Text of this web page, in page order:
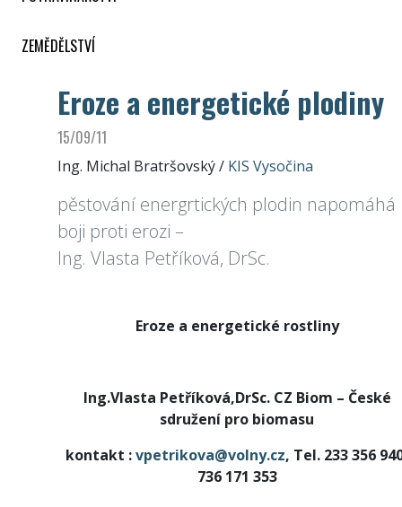
ZEMĚDĚLSTVÍ
Eroze a energetické plodiny
15/09/11
Ing. Michal Bratršovský/ KIS Vysočina
pěstování energrtických plodin napomáhá
boji proti erozi –
Ing. Vlasta Petříková, DrSc.
Eroze a energetické rostliny
Ing.Vlasta Petříková,DrSc. CZ Biom – České
sdružení pro biomasu
kontakt :vpetrikova@volny.cz, Tel. 233 356
736 171 353